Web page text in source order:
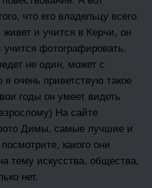
что его владельцу всего
и учится в Керчи, он
фотографировать.
не один, может с
очень приветствую такое
годы он умеет видеть
На сайте
Димы, самые лучшие и
какого они
тему искусства, общества,
нет.